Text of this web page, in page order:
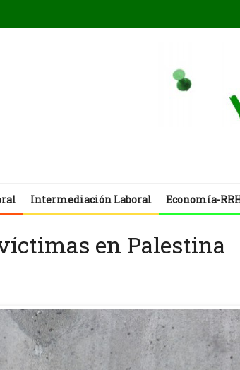
Intermediación Laboral Economía-
en Palestina